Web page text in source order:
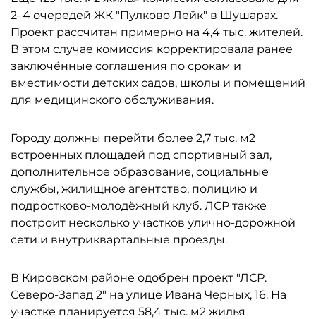
2–4 очередей ЖК "Пулково Лейк" в Шушарах.
Проект рассчитан примерно на 4,4 тыс. жителей.
В этом случае комиссия корректировала ранее
заключённые соглашения по срокам и
вместимости детских садов, школы и помещений
для медицинского обслуживания.
Городу должны перейти более 2,7 тыс. м2
встроенных площадей под спортивный зал,
дополнительное образование, социальные
службы, жилищное агентство, полицию и
подростково-молодёжный клуб. ЛСР также
построит несколько участков улично-дорожной
сети и внутриквартальные проезды.
В Кировском районе одобрен проект "ЛСР.
Северо-Запад 2" на улице Ивана Черных, 16. На
участке планируется 58,4 тыс. м2 жилья